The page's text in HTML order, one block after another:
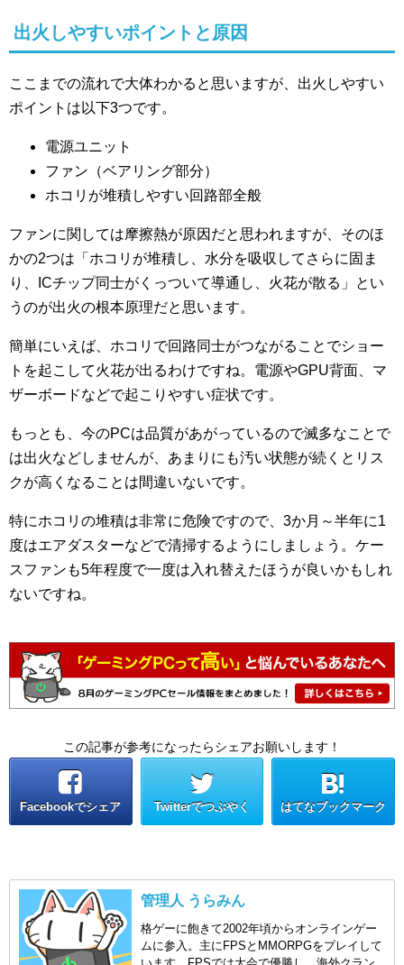
出火しやすいポイントと原因
ここまでの流れで大体わかると思いますが、出火しやすい
ポイントは以下3つです。
電源ユニット
ファン（ベアリング部分）
ホコリが堆積しやすい回路部全般
ファンに関しては摩擦熱が原因だと思われますが、そのほ
かの2つは「ホコリが堆積し、水分を吸収してさらに固ま
り、ICチップ同士がくっついて導通し、火花が散る」とい
うのが出火の根本原理だと思います。
簡単にいえば、ホコリで回路同士がつながることでショー
トを起こして火花が出るわけですね。電源やGPU背面、マ
ザーボードなどで起こりやすい症状です。
もっとも、今のPCは品質があがっているので滅多なことで
は出火などしませんが、あまりにも汚い状態が続くとリス
クが高くなることは間違いないです。
特にホコリの堆積は非常に危険ですので、3か月～半年に1
度はエアダスターなどで清掃するようにしましょう。ケー
スファンも5年程度で一度は入れ替えたほうが良いかもしれ
ないですね。
この記事が参考になったらシェアお願いします！
Facebookでシェア Twitterでつぶやく はてなブックマーク
管理人 うらみん
格ゲーに飽きて2002年頃からオンラインゲー
ムに参入。主にFPSとMMORPGをプレイして